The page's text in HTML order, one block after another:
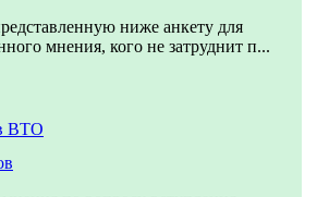
ниже анкету для
мнения, кого не затруднит п...
ВТО